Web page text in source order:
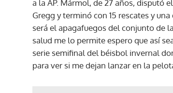
a la AP. Mármol, de 27 años, disputó
Gregg y terminó con 15 rescates y
será el apagafuegos del conjunto de
salud me lo permite espero que así
serie semifinal del béisbol invernal
para ver si me dejan lanzar en la